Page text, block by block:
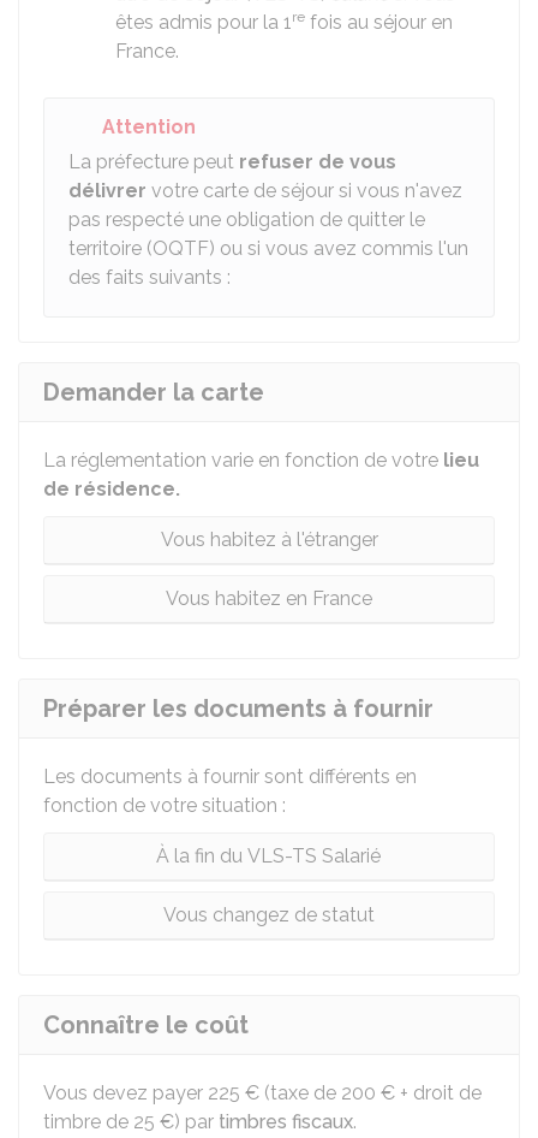
êtes admis pour la 1re fois au séjour en
France.
Attention
La préfecture peut refuser de vous
délivrer votre carte de séjour si vous n'avez
pas respecté une obligation de quitter le
territoire (OQTF) ou si vous avez commis l'un
des faits suivants :
Demander la carte
La réglementation varie en fonction de votre lieu
de résidence.
Vous habitez à l'étranger
Vous habitez en France
Préparer les documents à fournir
Les documents à fournir sont différents en
fonction de votre situation :
À la fin du VLS-TS Salarié
Vous changez de statut
Connaître le coût
Vous devez payer 225 € (taxe de 200 € + droit de
timbre de 25 €) par timbres fiscaux.